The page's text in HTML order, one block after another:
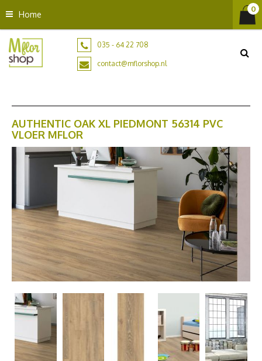
n
Home
035 - 64 22 708
contact@mflorshop.nl
AUTHENTIC OAK XL PIEDMONT 56314 PVC
VLOER MFLOR